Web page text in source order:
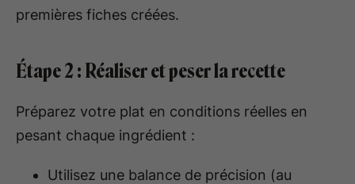
premières fiches créées.
Étape 2 : Réaliser et peser la recette
Préparez votre plat en conditions réelles en
pesant chaque ingrédient :
Utilisez une balance de précision (au